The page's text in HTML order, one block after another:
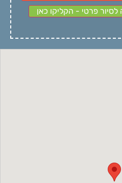
פרטי - הקליקו כאן